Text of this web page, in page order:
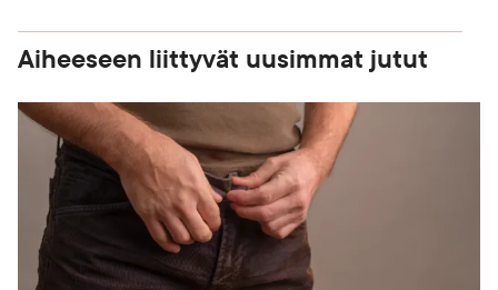
Aiheeseen liittyvät uusimmat jutut